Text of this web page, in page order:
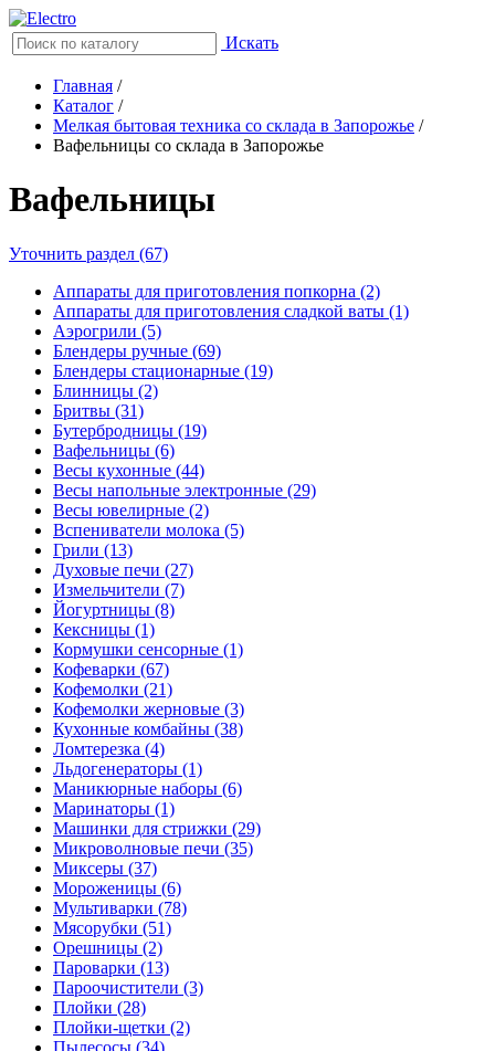
Искать
Главная /
Каталог /
Мелкая бытовая техника со склада в Запорожье /
Вафельницы со склада в Запорожье
Вафельницы
Уточнить раздел (67)
Аппараты для приготовления попкорна (2)
Аппараты для приготовления сладкой ваты (1)
Аэрогрили (5)
Блендеры ручные (69)
Блендеры стационарные (19)
Блинницы (2)
Бритвы (31)
Бутербродницы (19)
Вафельницы (6)
Весы кухонные (44)
Весы напольные электронные (29)
Весы ювелирные (2)
Вспениватели молока (5)
Грили (13)
Духовые печи (27)
Измельчители (7)
Йогуртницы (8)
Кексницы (1)
Кормушки сенсорные (1)
Кофеварки (67)
Кофемолки (21)
Кофемолки жерновые (3)
Кухонные комбайны (38)
Ломтерезка (4)
Льдогенераторы (1)
Маникюрные наборы (6)
Маринаторы (1)
Машинки для стрижки (29)
Микроволновые печи (35)
Миксеры (37)
Мороженицы (6)
Мультиварки (78)
Мясорубки (51)
Орешницы (2)
Пароварки (13)
Пароочистители (3)
Плойки (28)
Плойки-щетки (2)
Пылесосы (34)